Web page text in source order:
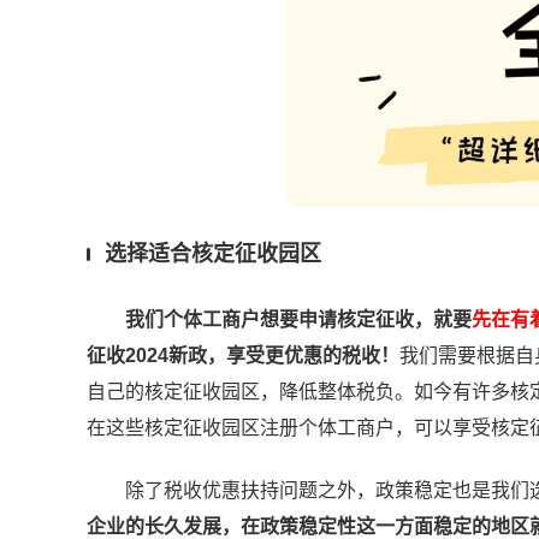
选择适合核定征收园区
我们个体工商户想要申请核定征收，就要先在有
征收2024新政，享受更优惠的税收！ 我们需要根据
自己的核定征收园区，降低整体税负。如今有许多
在这些核定征收园区注册个体工商户，可以享受核
除了税收优惠扶持问题之外，政策稳定也是我们
企业的长久发展，在政策稳定性这一方面稳定的地区